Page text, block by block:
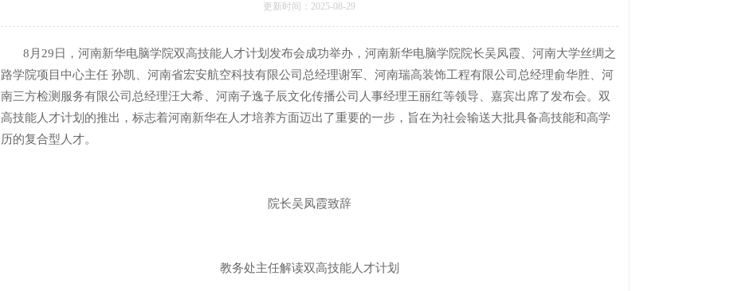
更新时间：2025-08-29
8月29日，河南新华电脑学院双高技能人才计划发布会成功举办，河南新华电脑学院院长吴凤霞、河南大学丝绸之
路学院项目中心主任 孙凯、河南省宏安航空科技有限公司总经理谢军、河南瑞高装饰工程有限公司总经理俞华胜、河
南三方检测服务有限公司总经理汪大希、河南子逸子辰文化传播公司人事经理王丽红等领导、嘉宾出席了发布会。双
高技能人才计划的推出，标志着河南新华在人才培养方面迈出了重要的一步，旨在为社会输送大批具备高技能和高学
历的复合型人才。
院长吴凤霞致辞
教务处主任解读双高技能人才计划